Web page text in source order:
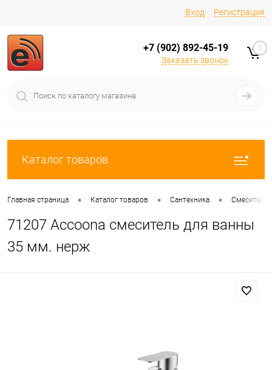
Вход Регистрация
+7 (902) 892-45-19
Заказать звонок
0
Каталог товаров
Главная страница • Каталог товаров • Сантехника • Смесители
71207 Accoona смеситель для ванны
35 мм. нерж